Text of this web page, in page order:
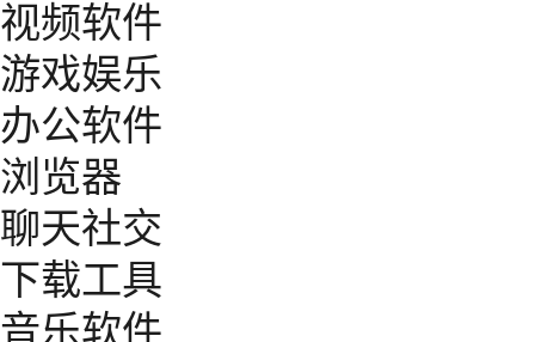
视频软件
游戏娱乐
办公软件
浏览器
聊天社交
下载工具
音乐软件